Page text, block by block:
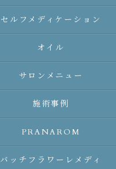
セルフメディケーション
オイル
サロンメニュー
施術事例
PRANAROM
バッチフラワーレメディ